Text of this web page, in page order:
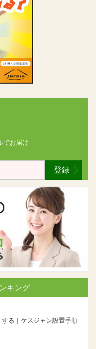
でお届け
登録
キング
る｜ケスジャン設置手順